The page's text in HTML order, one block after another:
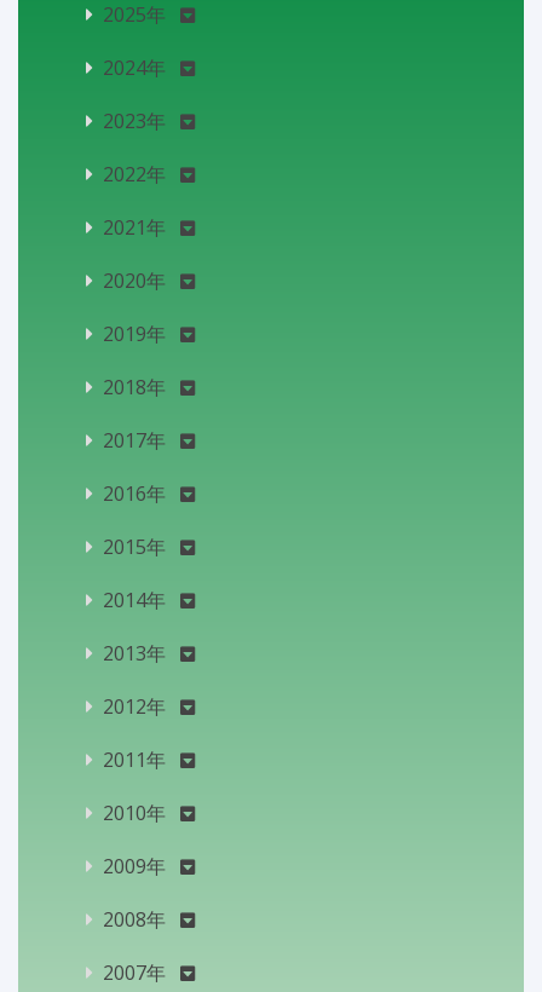
2025年
2024年
2023年
2022年
2021年
2020年
2019年
2018年
2017年
2016年
2015年
2014年
2013年
2012年
2011年
2010年
2009年
2008年
2007年